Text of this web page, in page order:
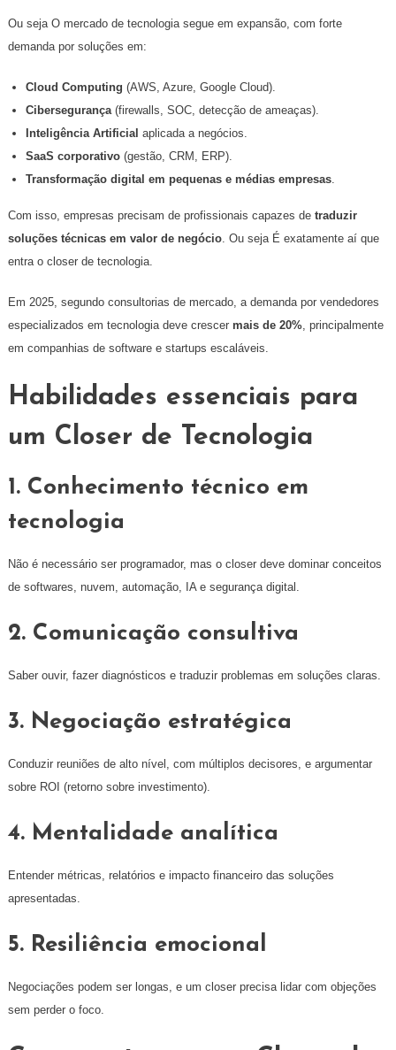
Ou seja O mercado de tecnologia segue em expansão, com forte
demanda por soluções em:
Cloud Computing (AWS, Azure, Google Cloud).
Cibersegurança(firewalls, SOC, detecção de ameaças).
Inteligência Artificial aplicada a negócios.
SaaS corporativo(gestão, CRM, ERP).
Transformação digital em pequenas e médias empresas.
Com isso, empresas precisam de profissionais capazes de traduzir
soluções técnicas em valor de negócio. Ou seja É exatamente aí que
entra o closer de tecnologia.
Em 2025, segundo consultorias de mercado, a demanda por vendedores
especializados em tecnologia deve crescer mais de 20%, principalmente
em companhias de software e startups escaláveis.
Habilidades essenciais para
um Closer de Tecnologia
1. Conhecimento técnico em
tecnologia
Não é necessário ser programador, mas o closer deve dominar conceitos
de softwares, nuvem, automação, IA e segurança digital.
2. Comunicação consultiva
Saber ouvir, fazer diagnósticos e traduzir problemas em soluções claras.
3. Negociação estratégica
Conduzir reuniões de alto nível, com múltiplos decisores, e argumentar
sobre ROI (retorno sobre investimento).
4. Mentalidade analítica
Entender métricas, relatórios e impacto financeiro das soluções
apresentadas.
5. Resiliência emocional
Negociações podem ser longas, e um closer precisa lidar com objeções
sem perder o foco.